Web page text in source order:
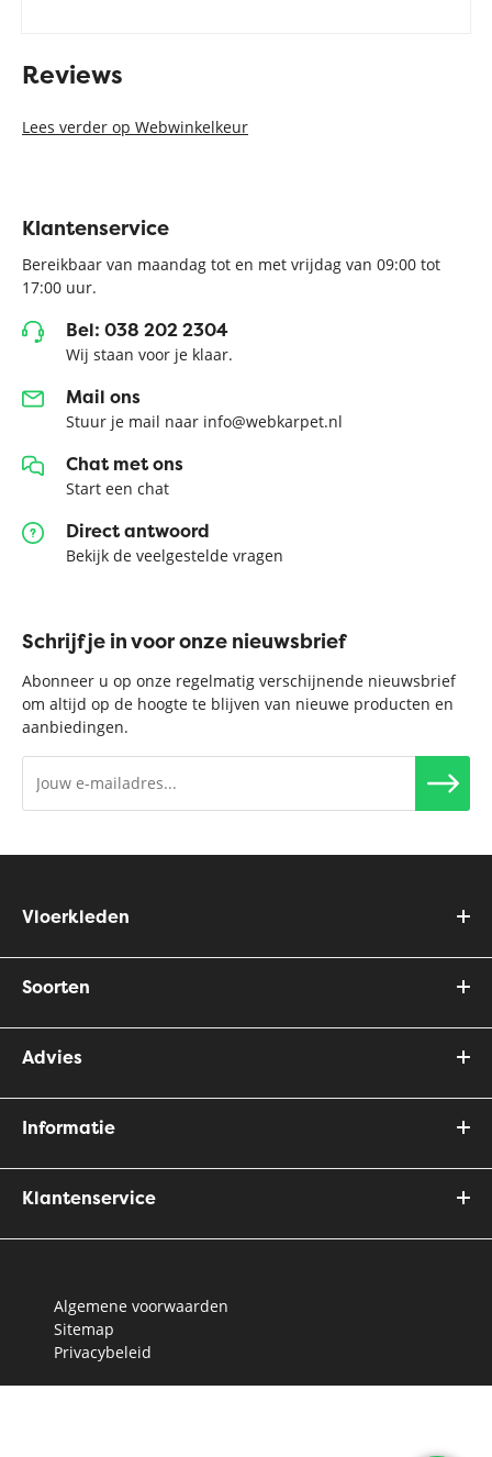
Reviews
Lees verder op Webwinkelkeur
Klantenservice
Bereikbaar van maandag tot en met vrijdag van 09:00 tot
17:00 uur.
Bel: 038 202 2304
Wij staan voor je klaar.
Mail ons
Stuur je mail naar info@webkarpet.nl
Chat met ons
Start een chat
Direct antwoord
Bekijk de veelgestelde vragen
Schrijf je in voor onze nieuwsbrief
Abonneer u op onze regelmatig verschijnende nieuwsbrief
om altijd op de hoogte te blijven van nieuwe producten en
aanbiedingen.
Vloerkleden
Soorten
Advies
Informatie
Klantenservice
Algemene voorwaarden
Sitemap
Privacybeleid